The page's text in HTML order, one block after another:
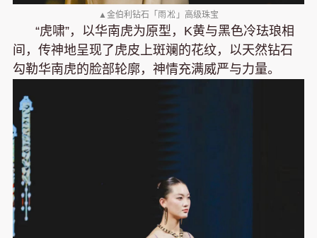
▲金伯利钻石「 雨凇 」高级珠宝
“虎啸”，以华南虎为原型，K黄与黑色冷珐琅相
间，传神地呈现了虎皮上斑斓的花纹，以天然钻石
勾勒华南虎的脸部轮廓，神情充满威严与力量。